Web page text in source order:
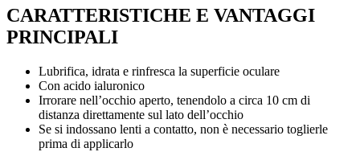
CARATTERISTICHE E VANTAGGI
PRINCIPALI
Lubrifica, idrata e rinfresca la superficie oculare
Con acido ialuronico
Irrorare nell’occhio aperto, tenendolo a circa 10 cm di
distanza direttamente sul lato dell’occhio
Se si indossano lenti a contatto, non è necessario toglierle
prima di applicarlo